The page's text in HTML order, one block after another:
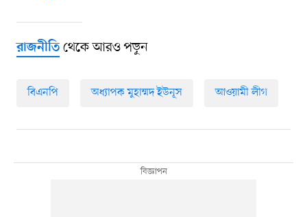
রাজনীতিথেকে আরও পড়ুন
বিএনপি অধ্যাপক মুহাম্মদ ইউনূস আওয়ামী লীগ